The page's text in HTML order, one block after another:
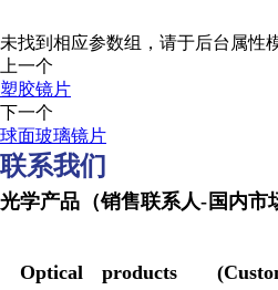
未找到相应参数组，请于后台属性
上一个
塑胶镜片
下一个
球面玻璃镜片
联系我们
光学产品（销售联
Optical products